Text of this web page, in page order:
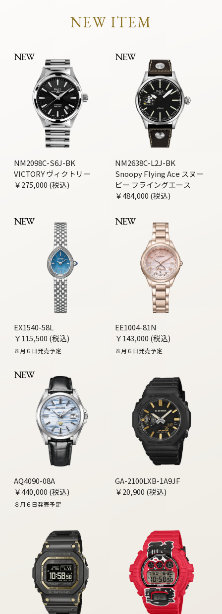
NEW ITEM
NEW
NM2098C-S6J-BK
VICTORY ヴィクトリー
￥275,000 (税込)
NEW
NM2638C-L2J-BK
Snoopy Flying Ace スヌー
ピー フライングエース
￥484,000 (税込)
NEW
EX1540-58L
￥115,500 (税込)
８月６日発売予定
NEW
EE1004-81N
￥143,000 (税込)
８月６日発売予定
NEW
AQ4090-08A
￥440,000 (税込)
８月６日発売予定
GA-2100LXB-1A9JF
￥20,900 (税込)